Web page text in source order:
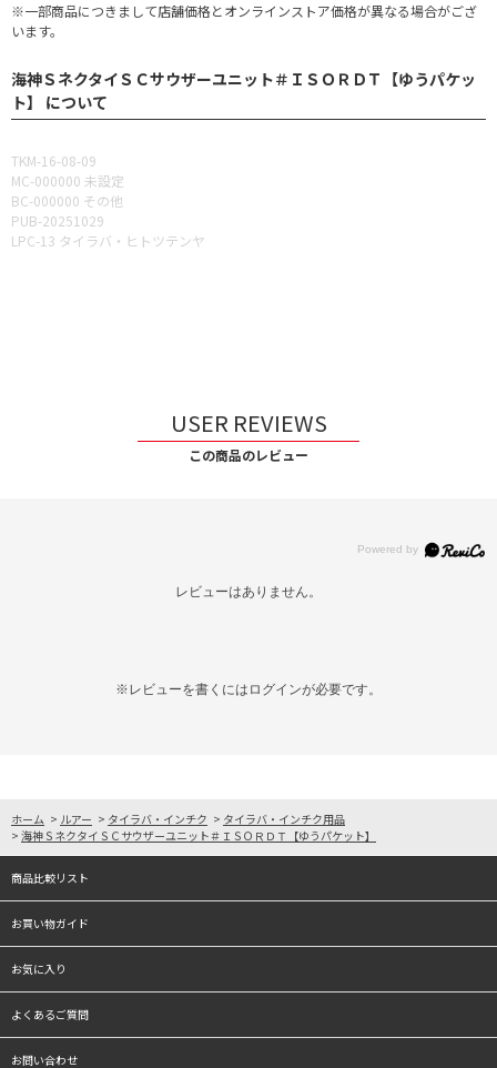
※一部商品につきまして店舗価格とオンラインストア価格が異なる場合がござ
います。
海神ＳネクタイＳＣサウザーユニット＃ＩＳＯＲＤＴ【ゆうパケッ
ト】 について
TKM-16-08-09
MC-000000 未設定
BC-000000 その他
PUB-20251029
LPC-13 タイラバ・ヒトツテンヤ
USER REVIEWS
この商品のレビュー
レビューはありません。
※レビューを書くには ログインが必要です。
ホーム > ルアー > タイラバ・インチク > タイラバ・インチク用品
> 海神ＳネクタイＳＣサウザーユニット＃ＩＳＯＲＤＴ【ゆうパケット】
商品比較リスト
お買い物ガイド
お気に入り
よくあるご質問
お問い合わせ